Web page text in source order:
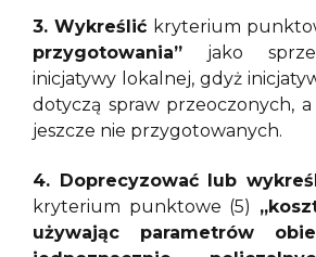
3. Wykreślićkryterium
przygotowania” jako
inicjatywy lokalnej, gdyż
dotyczą spraw przeoczonych, a
jeszcze nie przygotowanych.
4. Doprecyzować lub
kryterium punktowe (5)
używając parametrów